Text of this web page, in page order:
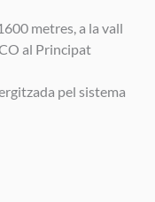
metres, a la vall
al Principat
pel sistema